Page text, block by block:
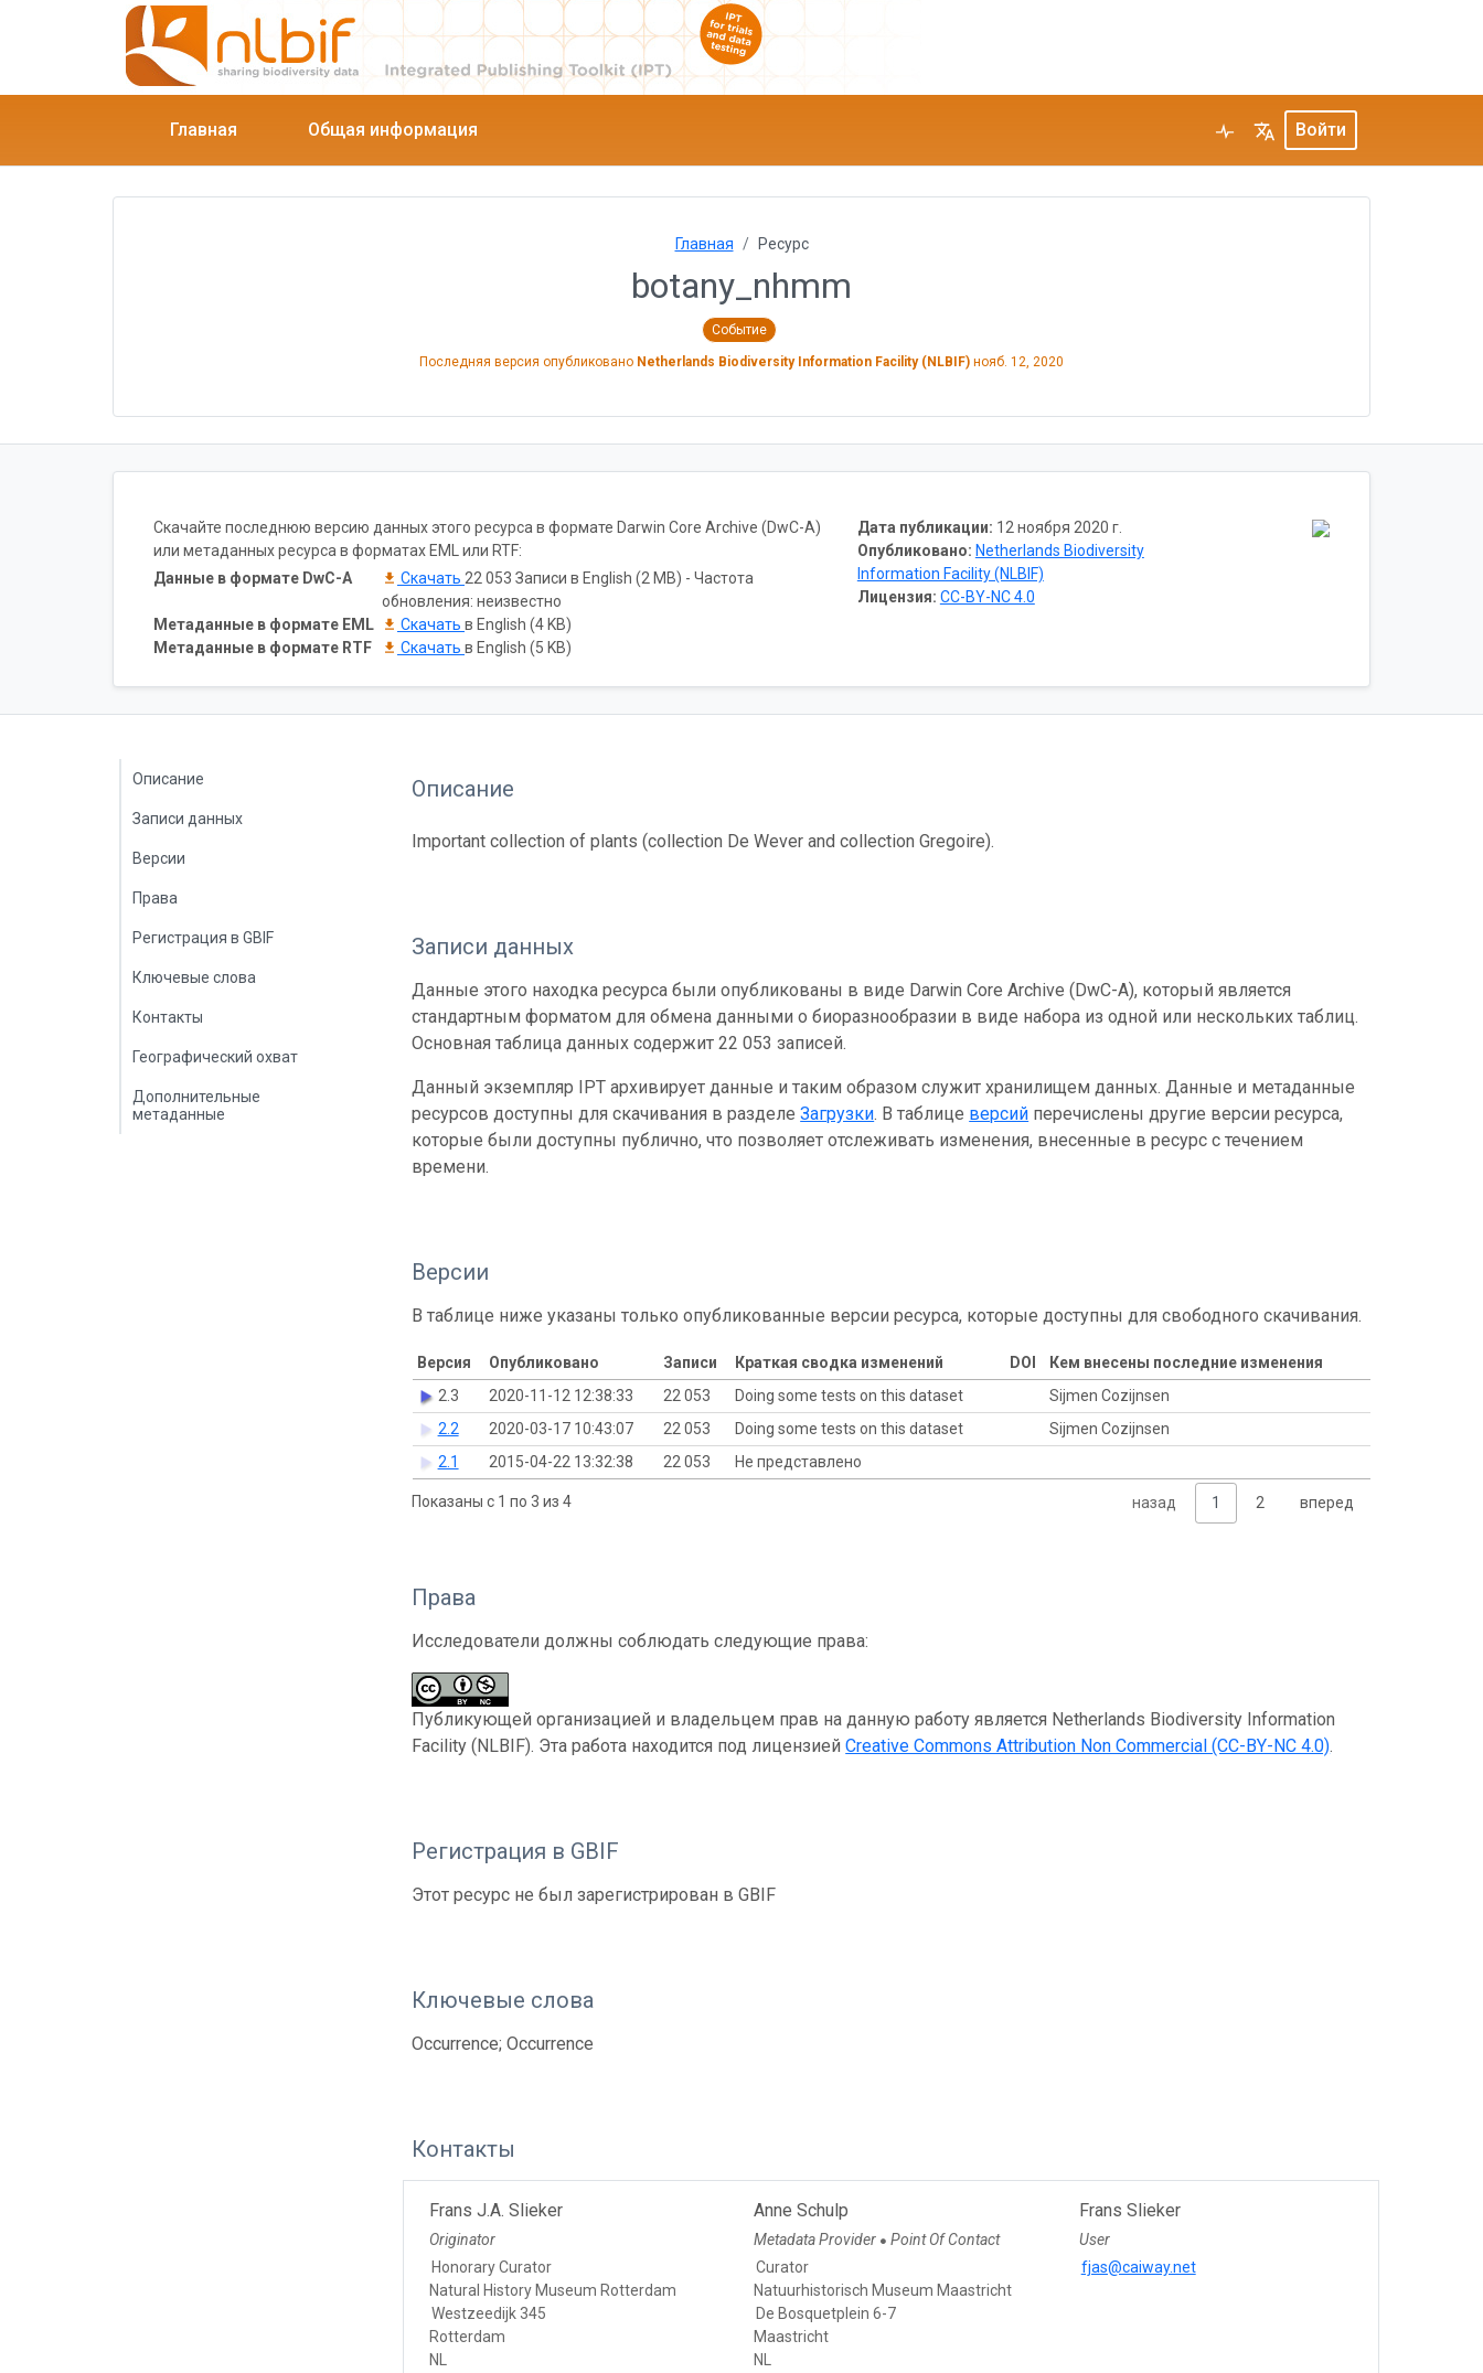
Главная Общая информация Войти
Главная Ресурс
botany_nhmm
Событие
Последняя версия опубликовано Netherlands Biodiversity Information Facility (NLBIF) нояб. 12, 2020
Дата публикации: 12 ноября 2020 г.
Опубликовано: Netherlands Biodiversity
Information Facility (NLBIF)
Лицензия: CC-BY-NC 4.0
Скачайте последнюю версию данных этого ресурса в формате Darwin Core Archive (DwC-A)
или метаданных ресурса в форматах EML или RTF:
Данные в формате DwC-A
Скачать 22 053 Записи в English (2 MB) - Частота
обновления: неизвестно
Метаданные в формате EML
Скачать в English (4 KB)
Метаданные в формате RTF
Скачать в English (5 KB)
Описание
Записи данных
Версии
Права
Регистрация в GBIF
Ключевые слова
Контакты
Географический охват
Дополнительные
метаданные
Описание
Important collection of plants (collection De Wever and collection Gregoire).
Записи данных
Данные этого находка ресурса были опубликованы в виде Darwin Core Archive (DwC-A), который является
стандартным форматом для обмена данными о биоразнообразии в виде набора из одной или нескольких таблиц.
Основная таблица данных содержит 22 053 записей.
Данный экземпляр IPT архивирует данные и таким образом служит хранилищем данных. Данные и метаданные
ресурсов доступны для скачивания в разделеЗагрузки. В таблице версий перечислены другие версии ресурса,
которые были доступны публично, что позволяет отслеживать изменения, внесенные в ресурс с течением
времени.
Версии
В таблице ниже указаны только опубликованные версии ресурса, которые доступны для свободного скачивания.
Версия Опубликовано Записи Краткая сводка изменений DOI
Кем внесены последние изменения
2.3
2020-11-12 12:38:33 22 053 Doing some tests on this dataset
Sijmen Cozijnsen
2.2
2020-03-17 10:43:07 22 053 Doing some tests on this dataset
Sijmen Cozijnsen
2.1
2015-04-22 13:32:38 22 053 Не представлено
Показаны с 1 по 3 из 4 назад 1 2 вперед
Права
Исследователи должны соблюдать следующие права:
Публикующей организацией и владельцем прав на данную работу является Netherlands Biodiversity Information
Facility (NLBIF). Эта работа находится под лицензиейCreative Commons Attribution Non Commercial (CC-BY-NC 4.0).
Регистрация в GBIF
Этот ресурс не был зарегистрирован в GBIF
Ключевые слова
Occurrence; Occurrence
Контакты
Frans J.A. Slieker
Originator
Honorary Curator
Natural History Museum Rotterdam
Westzeedijk 345
Rotterdam
NL
Anne Schulp
Metadata Provider ● Point Of Contact
Curator
Natuurhistorisch Museum Maastricht
De Bosquetplein 6-7
Maastricht
NL
Frans Slieker
User
fjas@caiway.net